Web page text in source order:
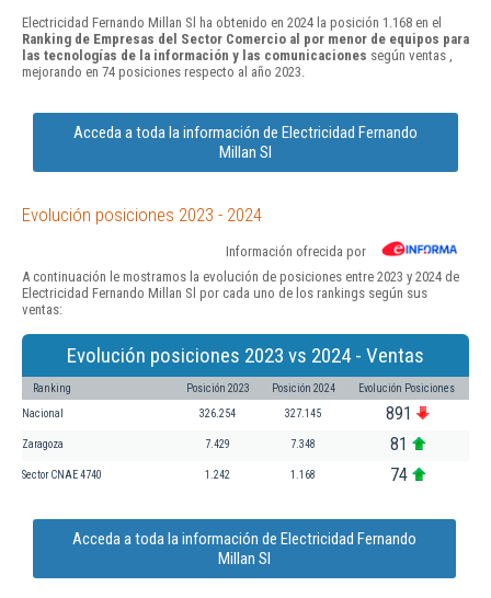
Electricidad Fernando Millan Sl ha obtenido en 2024 la posición 1.168 en el
Ranking de Empresas del Sector Comercio al por menor de equipos para
las tecnologías de la información y las comunicaciones según ventas ,
mejorando en 74 posiciones respecto al año 2023.
Acceda a toda la información de Electricidad Fernando
Millan Sl
Evolución posiciones 2023 - 2024
Información ofrecida por
A continuación le mostramos la evolución de posiciones entre 2023 y 2024 de
Electricidad Fernando Millan Sl por cada uno de los rankings según sus
ventas:
Evolución posiciones 2023 vs 2024 - Ventas
Ranking Posición 2023 Posición 2024 Evolución Posiciones
Nacional 326.254 327.145 891
Zaragoza 7.429 7.348 81
Sector CNAE 4740 1.242 1.168 74
Acceda a toda la información de Electricidad Fernando
Millan Sl